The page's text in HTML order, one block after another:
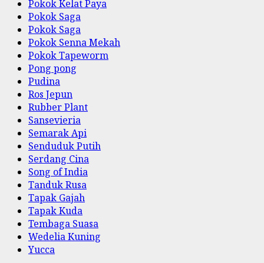
Pokok Kelat Paya
Pokok Saga
Pokok Saga
Pokok Senna Mekah
Pokok Tapeworm
Pong pong
Pudina
Ros Jepun
Rubber Plant
Sansevieria
Semarak Api
Senduduk Putih
Serdang Cina
Song of India
Tanduk Rusa
Tapak Gajah
Tapak Kuda
Tembaga Suasa
Wedelia Kuning
Yucca